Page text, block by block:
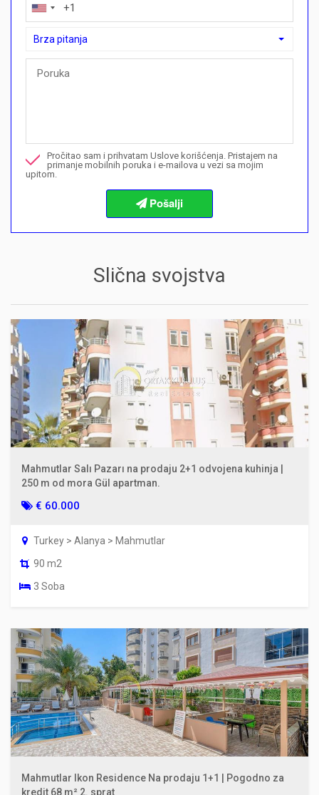
Brza pitanja
Brza pitanja
Želim da rezervišem gledanje
Pročitao sam i prihvatam Uslove korišćenja. Pristajem na
primanje mobilnih poruka i e-mailova u vezi sa mojim
upitom.
Slična svojstva
Mahmutlar Salı Pazarı na prodaju 2+1 odvojena kuhinja |
250 m od mora Gül apartman.
€ 60.000
Turkey > Alanya > Mahmutlar
90 m2
3 Soba
Mahmutlar Ikon Residence Na prodaju 1+1 | Pogodno za
kredit 68 m² 2. sprat